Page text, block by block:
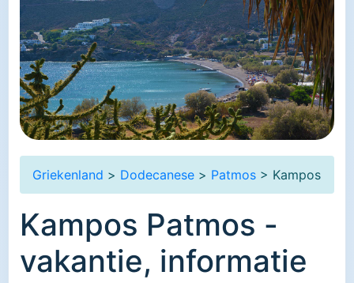
Griekenland > Dodecanese > Patmos > Kampos
Kampos Patmos -
vakantie, informatie